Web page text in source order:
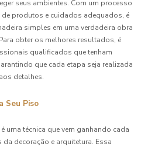
seus ambientes. Com um processo
produtos e cuidados adequados, é
simples em uma verdadeira obra
obter os melhores resultados, é
qualificados que tenham
que cada etapa seja realizada
detalhes.
Seu Piso
uma técnica que vem ganhando cada
decoração e arquitetura. Essa